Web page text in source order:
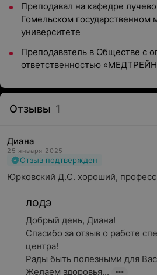
Преподавал на кафедре
Гомельском государственном
университете
Преподаватель в Обществе с
ответственностью
Отзывы 1
Диана
25 января 2025
Отзыв подтвержден
Юрковский Д.С. хороший,
ЛОДЭ
Добрый день, Диана!
Спасибо за отзыв о работе
центра!
Рады быть полезными для
Желаем здоровья...